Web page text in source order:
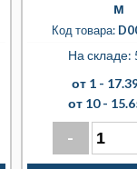
м
Код товара:
На складе:
от 1 -
от 10 -
-